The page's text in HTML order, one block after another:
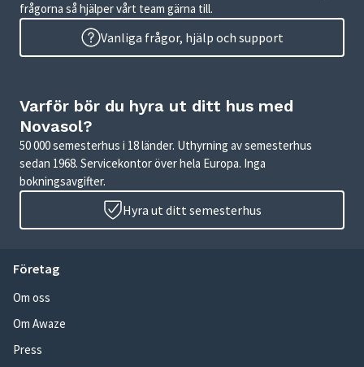
frågorna så hjälper vårt team gärna till.
Vanliga frågor, hjälp och support
Varför bör du hyra ut ditt hus med
Novasol?
50 000 semesterhus i 18 länder. Uthyrning av semesterhus
sedan 1968. Servicekontor över hela Europa. Inga
bokningsavgifter.
Hyra ut ditt semesterhus
Företag
Om oss
Om Awaze
Press